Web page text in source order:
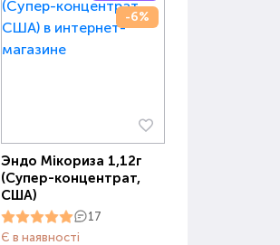
-6%
Эндо Мікориза 1,12г
(Супер-концентрат,
США)
17
Є в наявності